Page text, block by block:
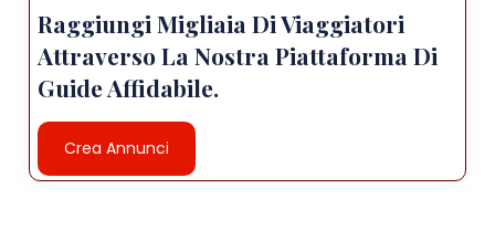
Raggiungi Migliaia Di Viaggiatori
Attraverso La Nostra Piattaforma Di
Guide Affidabile.
Crea Annunci